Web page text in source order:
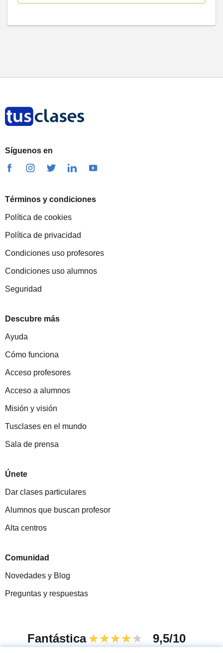
Síguenos en
Términos y condiciones
Política de cookies
Política de privacidad
Condiciones uso profesores
Condiciones uso alumnos
Seguridad
Descubre más
Ayuda
Cómo funciona
Acceso profesores
Acceso a alumnos
Misión y visión
Tusclases en el mundo
Sala de prensa
Únete
Dar clases particulares
Alumnos que buscan profesor
Alta centros
Comunidad
Novedades y Blog
Preguntas y respuestas
Fantástica ★★★★★ 9,5/10